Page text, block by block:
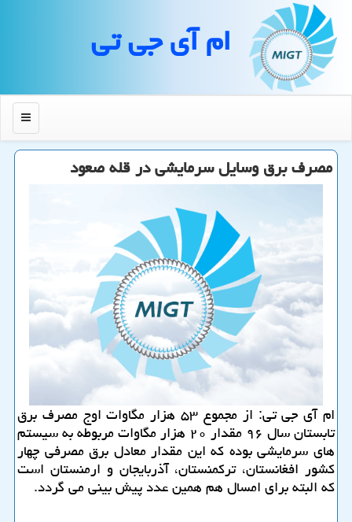
ام آی جی تی
منو
مصرف برق وسایل سرمایشی در قله صعود
ام آی جی تی: از مجموع ۵۳ هزار مگاوات اوج مصرف برق
تابستان سال ۹۶ مقدار ۲۰ هزار مگاوات مربوطه به سیستم
های سرمایشی بوده كه این مقدار معادل برق مصرفی چهار
كشور افغانستان، تركمنستان، آذربایجان و ارمنستان است
كه البته برای امسال هم همین عدد پیش بینی می گردد.